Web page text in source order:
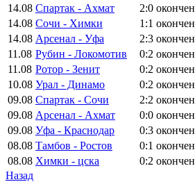
14.08 Спартак - Ахмат 2:0 окончен
14.08 Сочи - Химки 1:1 окончен
14.08 Арсенал - Уфа 2:3 окончен
11.08 Рубин - Локомотив 0:2 окончен
11.08 Ротор - Зенит 0:2 окончен
10.08 Урал - Динамо 0:2 окончен
09.08 Спартак - Сочи 2:2 окончен
09.08 Арсенал - Ахмат 0:0 окончен
09.08 Уфа - Краснодар 0:3 окончен
08.08 Тамбов - Ростов 0:1 окончен
08.08 Химки - цска 0:2 окончен
Назад